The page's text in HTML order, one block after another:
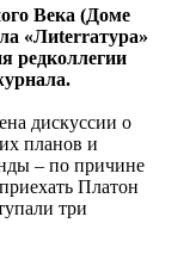
Века (Доме
«Лиterraтура»
редколлегии
дискуссии о
планов и
– по причине
Платон
три